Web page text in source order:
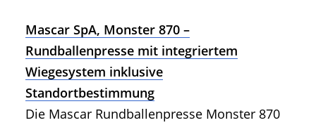
Mascar SpA, Monster 870 –
Rundballenpresse mit integriertem
Wiegesystem inklusive
Standortbestimmung
Die Mascar Rundballenpresse Monster 870